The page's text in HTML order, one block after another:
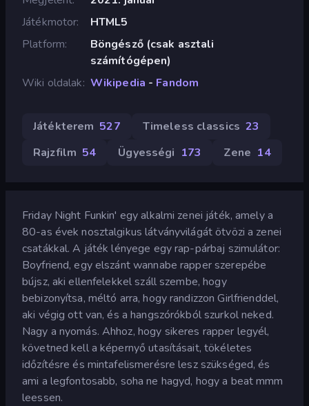
Játékmotor
HTML5
Platform
Böngésző (csak asztali
számítógépen)
Wiki oldalak Wikipedia - Fandom
Játékterem 527 Timeless classics 23
Rajzfilm 54 Ügyességi 173 Zene 14
Friday Night Funkin' egy alkalmi zenei játék, amely a
80-as évek nosztalgikus látványvilágát ötvözi a zenei
csatákkal. A játék lényege egy rap-párbaj szimulátor:
Boyfriend, egy elszánt wannabe rapper szerepébe
bújsz, aki ellenfelekkel száll szembe, hogy
bebizonyítsa, méltó arra, hogy randizzon Girlfrienddel,
aki végig ott van, és a hangszórókból szurkol neked.
Nagy a nyomás. Ahhoz, hogy sikeres rapper legyél,
követned kell a képernyő utasításait, tökéletes
időzítésre és mintafelismerésre lesz szükséged, és
ami a legfontosabb, soha ne hagyd, hogy a beat mmm
leessen.